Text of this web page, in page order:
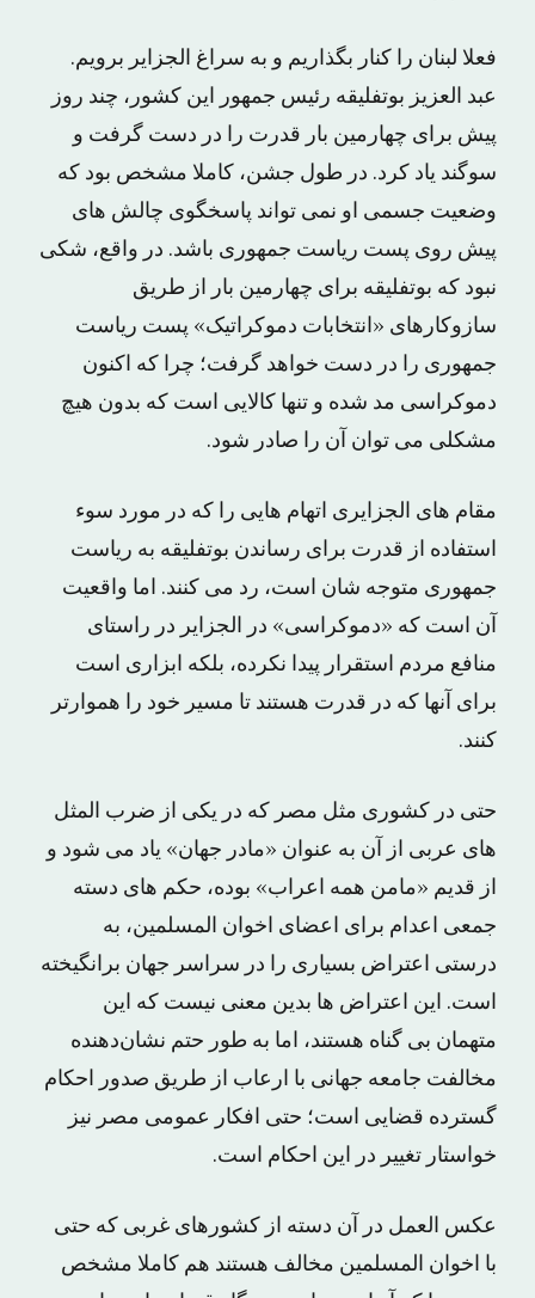
فعلا لبنان را کنار بگذاریم و به سراغ الجزایر برویم.
عبد العزیز بوتفلیقه رئیس جمهور این کشور، چند روز
پیش برای چهارمین بار قدرت را در دست گرفت و
سوگند یاد کرد. در طول جشن، کاملا مشخص بود که
وضعیت جسمی او نمی تواند پاسخگوی چالش های
پیش روی پست ریاست جمهوری باشد. در واقع، شکی
نبود که بوتفلیقه برای چهارمین بار از طریق
سازوکارهای «انتخابات دموکراتیک» پست ریاست
جمهوری را در دست خواهد گرفت؛ چرا که اکنون
دموکراسی مد شده و تنها کالایی است که بدون هیچ
مشکلی می توان آن را صادر شود.
مقام های الجزایری اتهام هایی را که در مورد سوء
استفاده از قدرت برای رساندن بوتفلیقه به ریاست
جمهوری متوجه شان است، رد می کنند. اما واقعیت
آن است که «دموکراسی» در الجزایر در راستای
منافع مردم استقرار پیدا نکرده، بلکه ابزاری است
برای آنها که در قدرت هستند تا مسیر خود را هموارتر
کنند.
حتی در کشوری مثل مصر که در یکی از ضرب المثل
های عربی از آن به عنوان «مادر جهان» یاد می شود و
از قدیم «مامن همه اعراب» بوده، حکم های دسته
جمعی اعدام برای اعضای اخوان المسلمین، به
درستی اعتراض بسیاری را در سراسر جهان برانگیخته
است. این اعتراض ها بدین معنی نیست که این
متهمان بی گناه هستند، اما به طور حتم نشان‌دهنده
مخالفت جامعه جهانی با ارعاب از طریق صدور احکام
گسترده قضایی است؛ حتی افکار عمومی مصر نیز
خواستار تغییر در این احکام است.
عکس العمل در آن دسته از کشورهای غربی که حتی
با اخوان المسلمین مخالف هستند هم کاملا مشخص